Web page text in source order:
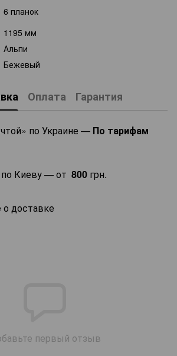
6 планок
1195 мм
Альпи
Бежевый
Оплата Гарантия
по Украине — По тарифам
Киеву — от 800 грн.
доставке
первый отзыв